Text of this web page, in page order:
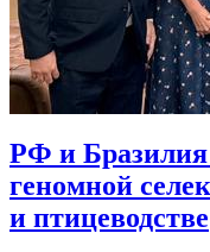
РФ и Бразилия
геномной
и птицеводстве